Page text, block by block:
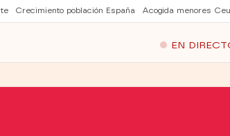
Crecimiento población España Acogida menores
EN